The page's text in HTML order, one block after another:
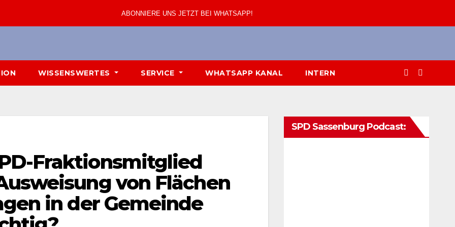
ABONNIERE UNS JETZT BEI WHATSAPP!
WISSENSWERTES SERVICE WHATSAPP KANAL INTERN
Fraktionsmitglied
von Flächen
in der Gemeinde
SPD Sassenburg Podcast: